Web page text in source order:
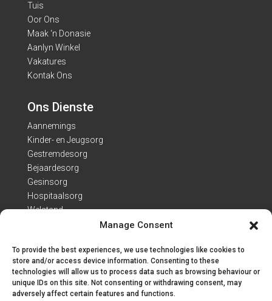
Manage Consent
To provide the best experiences, we use technologies like cookies to
store and/or access device information. Consenting to these
technologies will allow us to process data such as browsing behaviour or
unique IDs on this site. Not consenting or withdrawing consent, may
adversely affect certain features and functions.
Tuis
Oor Ons
Maak ‘n Donasie
Aanlyn Winkel
Vakatures
Kontak Ons
Ons Dienste
Aannemings
Kinder- en Jeugsorg
Gestremdesorg
Bejaardesorg
Gesinsorg
Hospitaalsorg
Welstand
Adres: Van Heerdenweg 22
Tel: 051 407 7223
E-pos:info@engo.co.za